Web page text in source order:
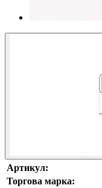
Артикул:
Торгова марка: